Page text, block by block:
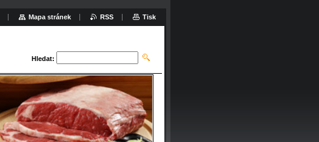
Hledat:
Mapa stránek RSS Tisk